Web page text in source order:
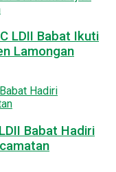
LDII Babat Ikuti
Lamongan
Babat Hadiri